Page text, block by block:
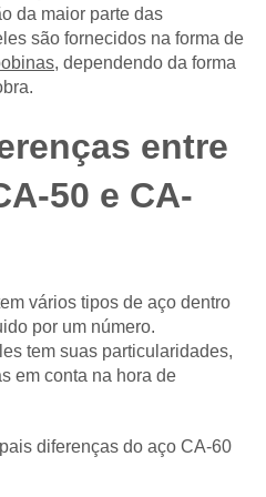
da maior parte das
são fornecidos na forma de
, dependendo da forma
entre
50 e CA-
vários tipos de aço dentro
por um número.
tem suas particularidades,
em conta na hora de
diferenças do aço CA-60